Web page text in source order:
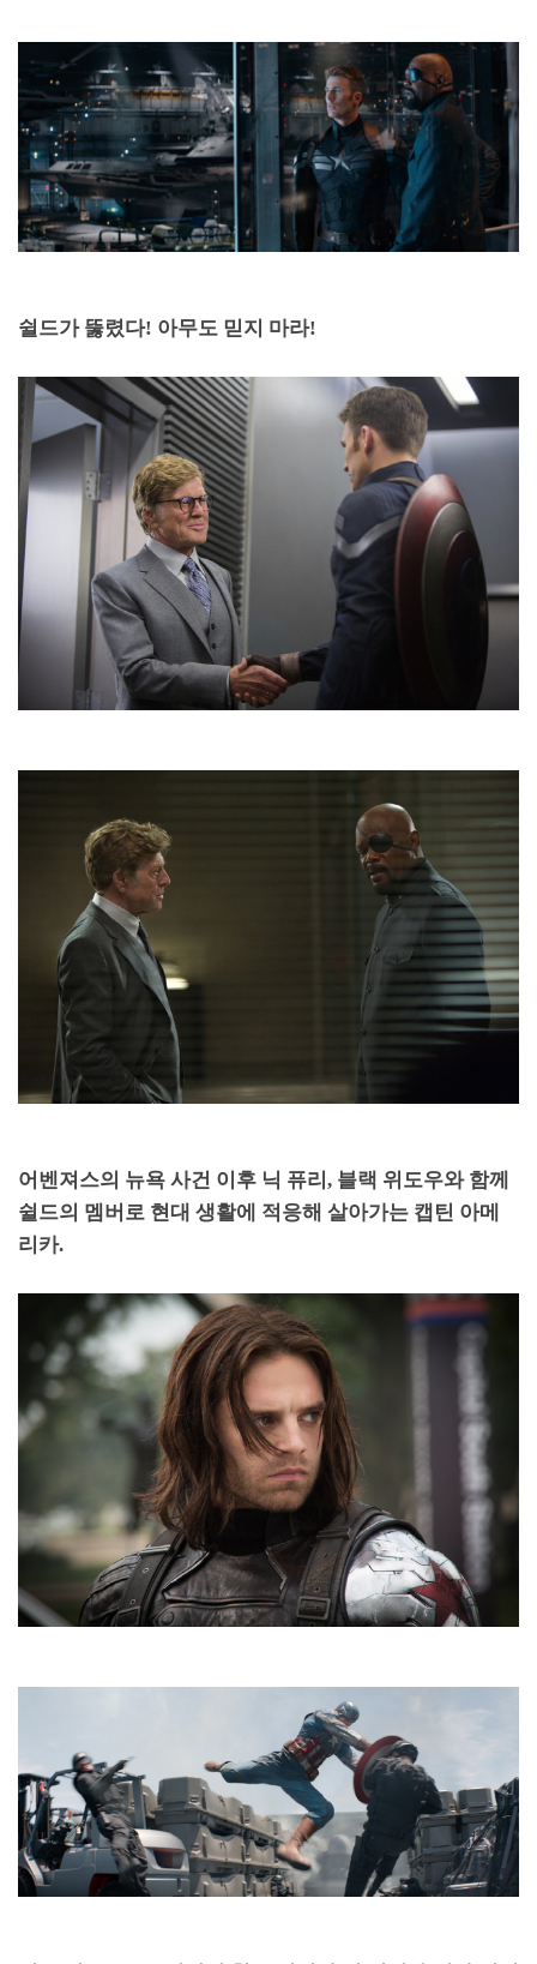
쉴드가 뚫렸다! 아무도 믿지 마라!
어벤져스의 뉴욕 사건 이후 닉 퓨리 , 블랙 위도우와 함께
쉴드의 멤버로 현대 생활에 적응해 살아가는 캡틴 아메
리카.